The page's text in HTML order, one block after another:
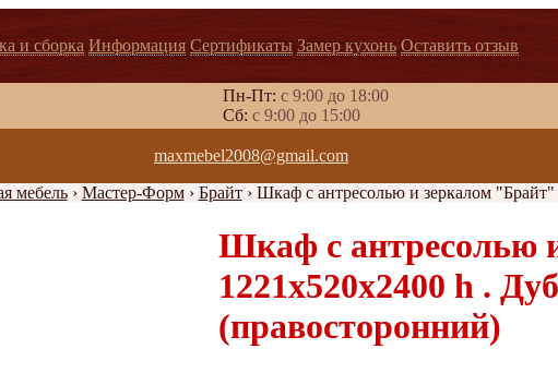
и сборка Информация Сертификаты Замер кухонь Оставить отзыв
Пн-Пт: с 9:00 до 18:00
Cб: с 9:00 до 15:00
maxmebel2008@gmail.com
мебель› Мастер-Форм› Брайт› Шкаф с антресолью и зеркалом
Шкаф с антресолью
1221х520х2400 h .
(правосторонний)